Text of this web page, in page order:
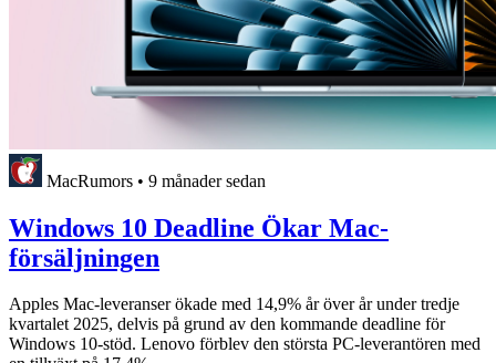
MacRumors • 9 månader sedan
Windows 10 Deadline Ökar Mac-
försäljningen
Apples Mac-leveranser ökade med 14,9% år över år under tredje
kvartalet 2025, delvis på grund av den kommande deadline för
Windows 10-stöd. Lenovo förblev den största PC-leverantören med